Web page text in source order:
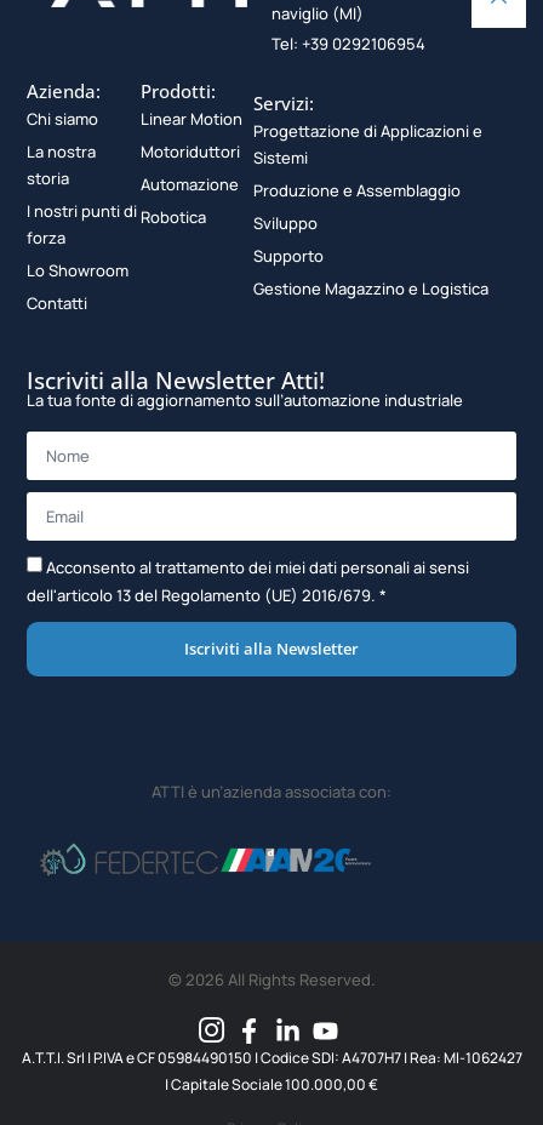
naviglio (MI)
Tel: +39 0292106954
Azienda:
Chi siamo
La nostra
storia
I nostri punti di
forza
Lo Showroom
Contatti
Prodotti:
Linear Motion
Motoriduttori
Automazione
Robotica
Servizi:
Progettazione di Applicazioni e
Sistemi
Produzione e Assemblaggio
Sviluppo
Supporto
Gestione Magazzino e Logistica
Iscriviti alla Newsletter Atti!
La tua fonte di aggiornamento sull’automazione industriale
Acconsento al trattamento dei miei dati personali ai sensi
dell'articolo 13 del Regolamento (UE) 2016/679. *
Iscriviti alla Newsletter
ATTI è un’azienda associata con:
© 2026 All Rights Reserved.
A.T.T.I. SrI | P.IVA e CF 05984490150 | Codice SDI: A4707H7 | Rea: MI-1062427
| Capitale Sociale 100.000,00 €